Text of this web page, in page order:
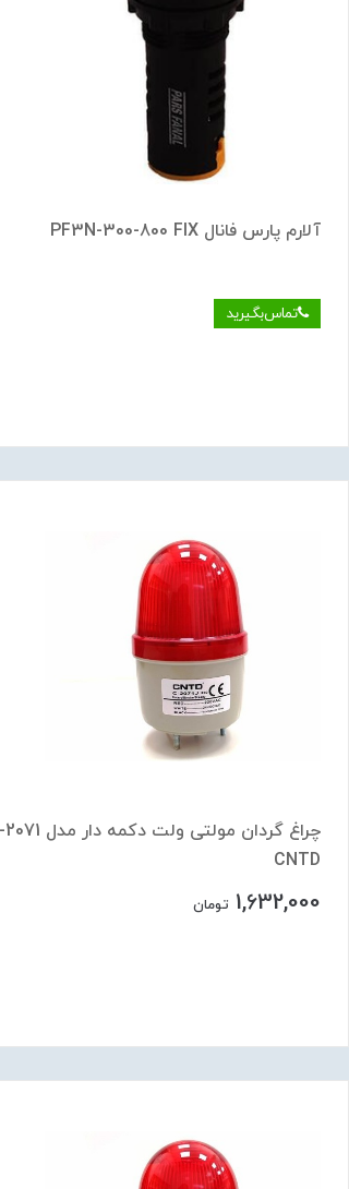
آلارم پارس فانال PF3N-300-800 FIX
تماس‌بگیرید
CNTD
1,632,000 تومان